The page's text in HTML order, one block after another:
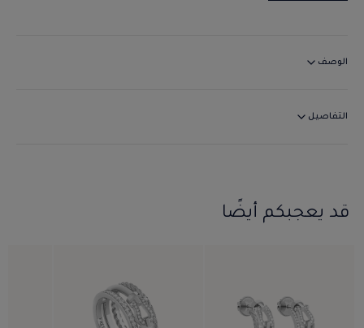
الوصف
التفاصيل
قد يعجبكم أيضًا